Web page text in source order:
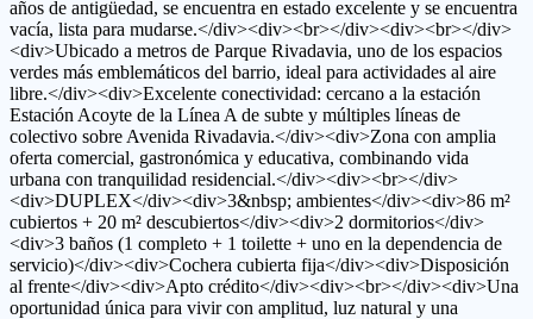
años de antigüedad, se encuentra en estado excelente y se encuentra
vacía, lista para mudarse.</div><div><br></div><div><br></div>
<div>Ubicado a metros de Parque Rivadavia, uno de los espacios
verdes más emblemáticos del barrio, ideal para actividades al aire
libre.</div><div>Excelente conectividad: cercano a la estación
Estación Acoyte de la Línea A de subte y múltiples líneas de
colectivo sobre Avenida Rivadavia.</div><div>Zona con amplia
oferta comercial, gastronómica y educativa, combinando vida
urbana con tranquilidad residencial.</div><div><br></div>
<div>DUPLEX</div><div>3&nbsp; ambientes</div><div>86 m²
cubiertos + 20 m² descubiertos</div><div>2 dormitorios</div>
<div>3 baños (1 completo + 1 toilette + uno en la dependencia de
servicio)</div><div>Cochera cubierta fija</div><div>Disposición
al frente</div><div>Apto crédito</div><div><br></div><div>Una
oportunidad única para vivir con amplitud, luz natural y una